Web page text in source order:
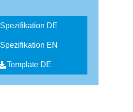
Spezifikation DE
Spezifikation EN
Template DE